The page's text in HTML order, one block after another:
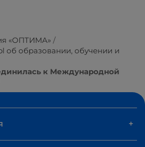
«ОПТИМА»
об образовании, обучении и
к Международной
+